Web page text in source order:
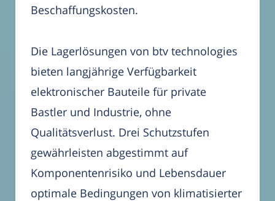
Beschaffungskosten.
Die Lagerlösungen von btv technologies
bieten langjährige Verfügbarkeit
elektronischer Bauteile für private
Bastler und Industrie, ohne
Qualitätsverlust. Drei Schutzstufen
gewährleisten abgestimmt auf
Komponentenrisiko und Lebensdauer
optimale Bedingungen von klimatisierter